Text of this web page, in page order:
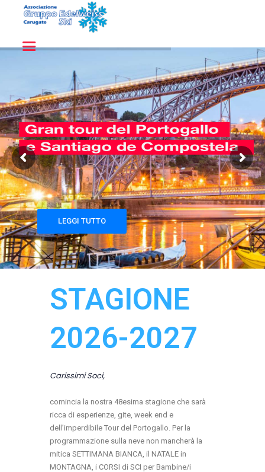
Home
Chi siamo
Regolamento
Iscrizioni
Gite 2026-2027
Contatti
LEGGI TUTTO
STAGIONE
2026-2027
Carissimi Soci,
comincia la nostra 48esima stagione che sarà
ricca di esperienze, gite, week end e
dell’imperdibile Tour del Portogallo. Per la
programmazione sulla neve non mancherà la
mitica SETTIMANA BIANCA, il NATALE in
MONTAGNA, i CORSI di SCI per Bambine/i